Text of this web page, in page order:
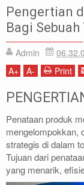
Artikel
DISPLAY
Pengertian dan
Pengertian
Bagi
Admin
A+ A- Print
Penataan produk
mengelompokkan,
strategis di dalam
Tujuan dari
yang menarik,